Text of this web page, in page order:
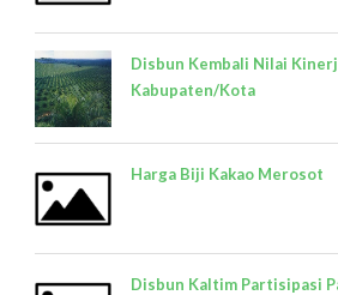
Disbun Kembali Nilai
Kabupaten/Kota
Harga Biji Kakao Merosot
Disbun Kaltim Partisipasi